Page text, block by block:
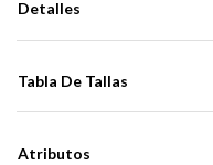
Detalles
Tabla De Tallas
Atributos